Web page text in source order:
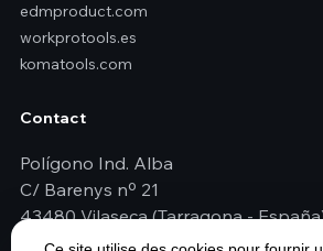
edmproduct.com
workprotools.es
komatools.com
Contact
Polígono Ind. Alba
C/ Barenys nº 21
43480 Vilaseca (Tarragona -
+34 977 79 29 45